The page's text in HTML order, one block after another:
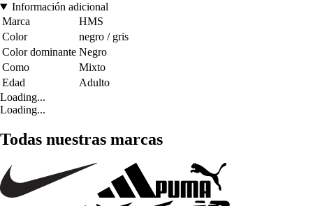
Información adicional
Marca
HMS
Color
negro / gris
Color dominante Negro
Como
Mixto
Edad
Adulto
Loading...
Loading...
Todas nuestras marcas